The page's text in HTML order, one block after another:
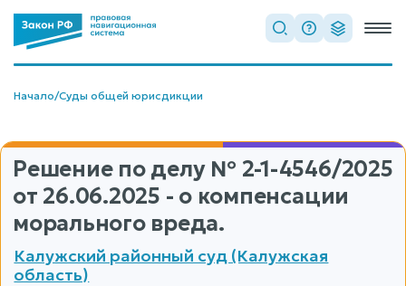
Начало/Суды общей юрисдикции
Решение по делу № 2-1-4546/2025
от 26.06.2025 - о компенсации
морального вреда.
Калужский районный суд (Калужская
область)